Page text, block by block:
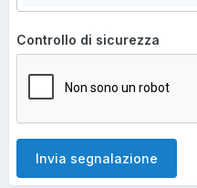
Controllo di sicurezza
Invia segnalazione